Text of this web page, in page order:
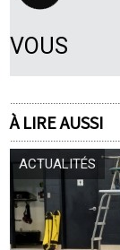
VOUS
À LIRE AUSSI
ACTUALITÉS